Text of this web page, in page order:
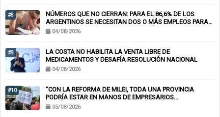
#8
NÚMEROS QUE NO CIERRAN: PARA EL 86,6% DE LOS
ARGENTINOS SE NECESITAN DOS O MÁS EMPLEOS PARA
LLEGAR A FIN DE MES Y EL 62% TOMÓ DEUDA PARA
04/08/2026
#9
LA COSTA NO HABILITA LA VENTA LIBRE DE
MEDICAMENTOS Y DESAFÍA RESOLUCIÓN NACIONAL
04/08/2026
#10
“CON LA REFORMA DE MILEI, TODA UNA PROVINCIA
PODRÍA ESTAR EN MANOS DE EMPRESARIOS
EXTRANJEROS”
05/08/2026